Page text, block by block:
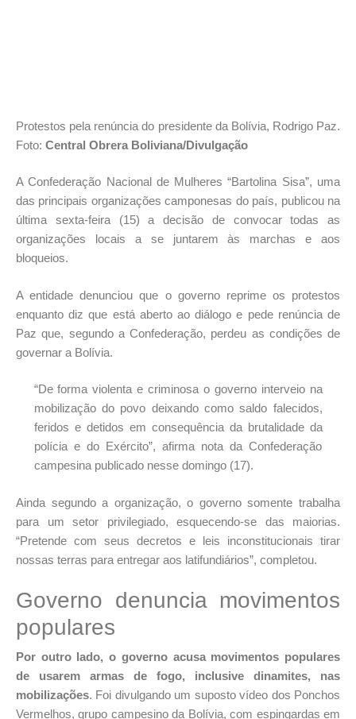
Protestos pela renúncia do presidente da Bolívia, Rodrigo Paz.
Foto: Central Obrera Boliviana/Divulgação
A Confederação Nacional de Mulheres “Bartolina Sisa”, uma
das principais organizações camponesas do país, publicou na
última sexta-feira (15) a decisão de convocar todas as
organizações locais a se juntarem às marchas e aos
bloqueios.
A entidade denunciou que o governo reprime os protestos
enquanto diz que está aberto ao diálogo e pede renúncia de
Paz que, segundo a Confederação, perdeu as condições de
governar a Bolívia.
“De forma violenta e criminosa o governo interveio na
mobilização do povo deixando como saldo falecidos,
feridos e detidos em consequência da brutalidade da
polícia e do Exército”, afirma nota da Confederação
campesina publicado nesse domingo (17).
Ainda segundo a organização, o governo somente trabalha
para um setor privilegiado, esquecendo-se das maiorias.
“Pretende com seus decretos e leis inconstitucionais tirar
nossas terras para entregar aos latifundiários”, completou.
Governo denuncia movimentos
populares
Por outro lado, o governo acusa movimentos populares
de usarem armas de fogo, inclusive dinamites, nas
mobilizações. Foi divulgando um suposto vídeo dos Ponchos
Vermelhos, grupo campesino da Bolívia, com espingardas em